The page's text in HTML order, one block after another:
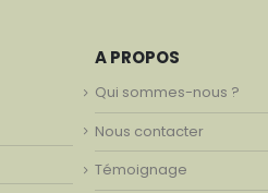
A PROPOS
Qui sommes-nous ?
Nous contacter
Témoignage